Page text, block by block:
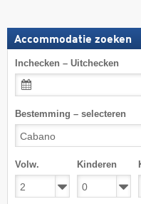
Accommodatie zoeken
Inchecken – Uitchecken
Bestemming – selecteren
Volw. Kinderen